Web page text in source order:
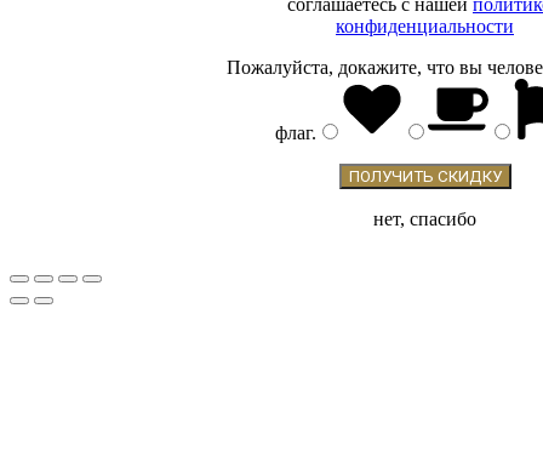
конфиденциальности
Пожалуйста, докажите, что вы
флаг.
нет, спасибо